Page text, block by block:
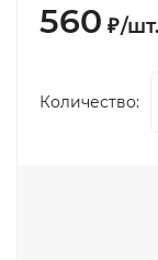
560 ₽/шт.
Количество: